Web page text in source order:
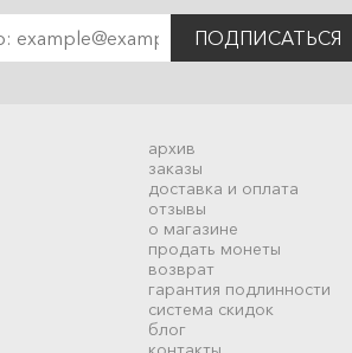
ПОДПИСАТЬСЯ
архив
заказы
доставка и оплата
отзывы
о магазине
продать монеты
возврат
гарантия подлинности
система скидок
блог